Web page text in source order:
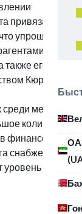
привязана к
упрощает
иных
его
Кюрасао.
местных
количество
финансовую
снабжена
уровень